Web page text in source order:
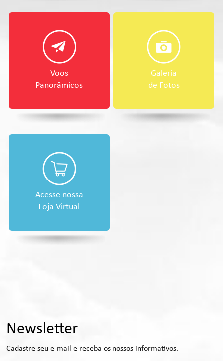
Voos
Panorâmicos
Galeria
de Fotos
Acesse nossa
Loja Virtual
Newsletter
Cadastre seu e-mail e receba os nossos informativos.